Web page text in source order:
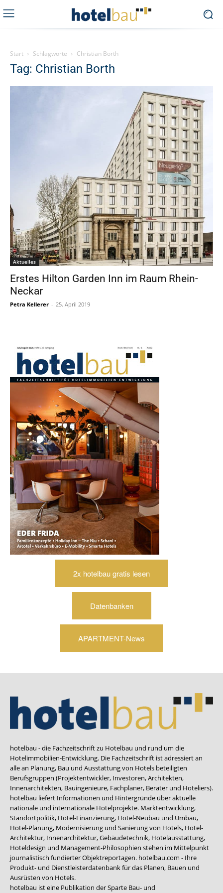
Start Schlagworte Christian Borth
Tag: Christian Borth
Aktuelles
Erstes Hilton Garden Inn im Raum Rhein-
Neckar
Petra Kellerer - 25. April 2019
2x hotelbau gratis lesen
Datenbanken
APARTMENT-News
hotelbau - die Fachzeitschrift zu Hotelbau und rund um die
Hotelimmobilien-Entwicklung. Die Fachzeitschrift ist adressiert an
alle an Planung, Bau und Ausstattung von Hotels beteiligten
Berufsgruppen (Projektentwickler, Investoren, Architekten,
Innenarchitekten, Bauingenieure, Fachplaner, Berater und Hoteliers).
hotelbau liefert Informationen und Hintergründe über aktuelle
nationale und internationale Hotelprojekte. Marktentwicklung,
Standortpolitik, Hotel-Finanzierung, Hotel-Neubau und Umbau,
Hotel-Planung, Modernisierung und Sanierung von Hotels, Hotel-
Architektur, Innenarchitektur, Gebäudetechnik, Hotelausstattung,
Hoteldesign und Management-Philosophien stehen im Mittelpunkt
journalistisch fundierter Objektreportagen. hotelbau.com - Ihre
Produkt- und Dienstleisterdatenbank für das Planen, Bauen und
Ausrüsten von Hotels.
hotelbau ist eine Publikation der Sparte Bau- und